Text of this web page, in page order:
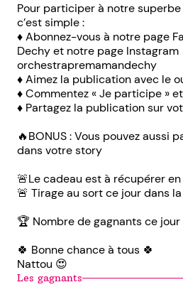
Pour participer à notre
c’est simple :
♦️ Abonnez-vous à notre page
Dechy et notre page Instagram
orchestrapremamandechy
♦️ Aimez la publication avec le
♦️ Commentez « Je participe »
♦️ Partagez la publication sur
🔥BONUS : Vous pouvez aussi
dans votre story
🚨Le cadeau est à récupérer
🚨 Tirage au sort ce jour dans
🏆 Nombre de gagnants ce jour
🍀 Bonne chance à tous 🍀
Nattou 😍
Les gagnants